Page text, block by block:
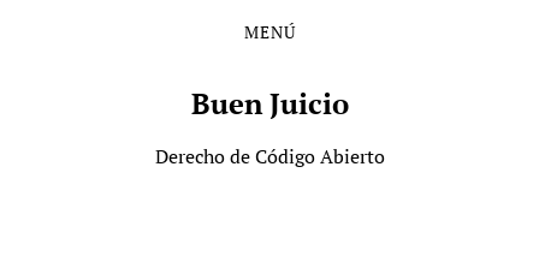
MENÚ
Buen Juicio
Derecho de Código Abierto